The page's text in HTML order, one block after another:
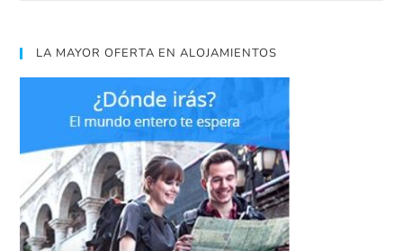
LA MAYOR OFERTA EN ALOJAMIENTOS